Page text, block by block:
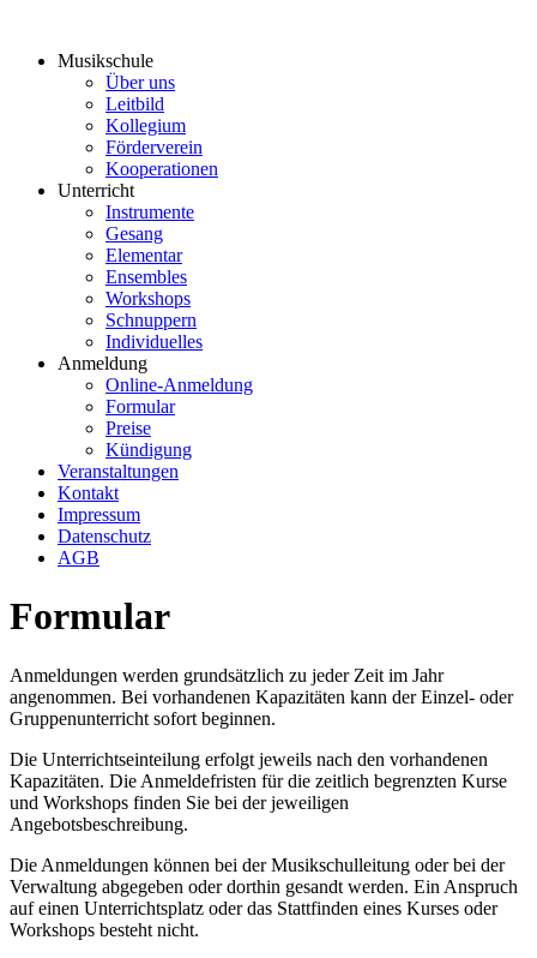
Musikschule
Über uns
Leitbild
Kollegium
Förderverein
Kooperationen
Unterricht
Instrumente
Gesang
Elementar
Ensembles
Workshops
Schnuppern
Individuelles
Anmeldung
Online-Anmeldung
Formular
Preise
Kündigung
Veranstaltungen
Kontakt
Impressum
Datenschutz
AGB
Formular
Anmeldungen werden grundsätzlich zu jeder Zeit im Jahr
angenommen. Bei vorhandenen Kapazitäten kann der Einzel- oder
Gruppenunterricht sofort beginnen.
Die Unterrichtseinteilung erfolgt jeweils nach den vorhandenen
Kapazitäten. Die Anmeldefristen für die zeitlich begrenzten Kurse
und Workshops finden Sie bei der jeweiligen
Angebotsbeschreibung.
Die Anmeldungen können bei der Musikschulleitung oder bei der
Verwaltung abgegeben oder dorthin gesandt werden. Ein Anspruch
auf einen Unterrichtsplatz oder das Stattfinden eines Kurses oder
Workshops besteht nicht.